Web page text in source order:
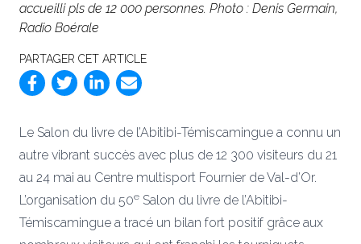
accueilli pls de 12 000 personnes. Photo : Denis Germain,
Radio Boérale
PARTAGER CET ARTICLE
Le Salon du livre de l’Abitibi-Témiscamingue a connu un
autre vibrant succès avec plus de 12 300 visiteurs du 21
au 24 mai au Centre multisport Fournier de Val-d’Or.
L’organisation du 50e Salon du livre de l’Abitibi-
Témiscamingue a tracé un bilan fort positif grâce aux